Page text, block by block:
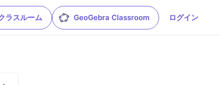
ラスルーム GeoGebra Classroom ログイン